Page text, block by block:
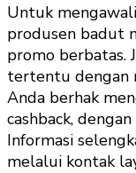
Untuk
produsen badut
promo berbatas.
tertentu dengan
Anda berhak
cashback,
Informasi
melalui kontak